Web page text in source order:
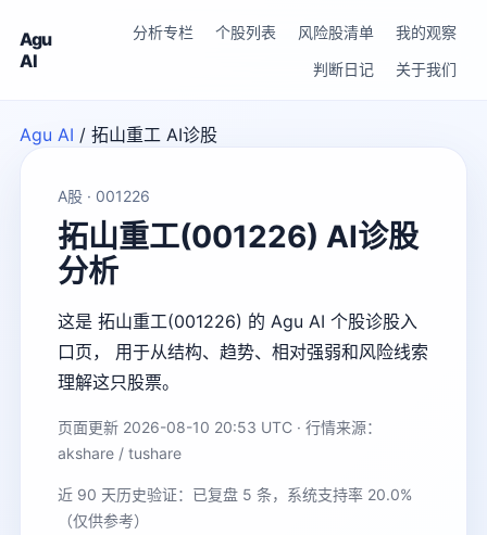
Agu
AI
分析专栏 个股列表 风险股清单
我的观察
判断日记
关于我们
Agu AI / 拓山重工 AI诊股
A股 · 001226
拓山重工(001226) AI诊股
分析
这是 拓山重工(001226) 的 Agu AI 个股诊股入
口页， 用于从结构、趋势、相对强弱和风险线索
理解这只股票。
页面更新 2026-08-10 20:53 UTC · 行情来源：
akshare / tushare
近 90 天历史验证：已复盘 5 条，系统支持率 20.0%
（仅供参考）